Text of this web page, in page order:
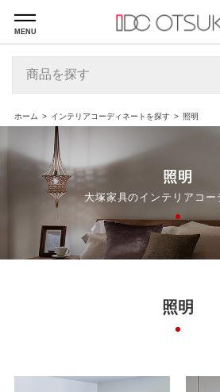
MENU
ホーム インテリアコーディネートを探す 照明
照明
大塚家具のインテリアコー
照明